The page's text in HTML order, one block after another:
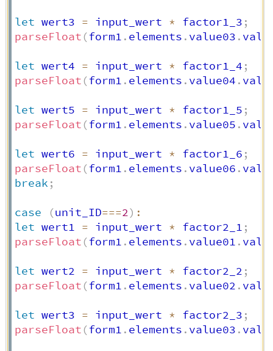
let wert3 = input_wert * factor1_3 ;
parseFloat (form1 . elements . value03 .
let wert4 = input_wert * factor1_4 ;
parseFloat (form1 . elements . value04 .
let wert5 = input_wert * factor1_5 ;
parseFloat (form1 . elements . value05 .
let wert6 = input_wert * factor1_6 ;
parseFloat (form1 . elements . value06 .
break ;
case (unit_ID===2) :
let wert1 = input_wert * factor2_1 ;
parseFloat (form1 . elements . value01 .
let wert2 = input_wert * factor2_2 ;
parseFloat (form1 . elements . value02 .
let wert3 = input_wert * factor2_3 ;
parseFloat (form1 . elements . value03 .